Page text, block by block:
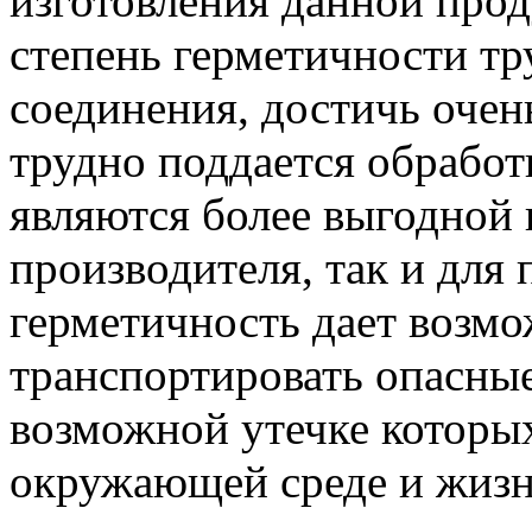
степень герметичности
соединения, достичь
трудно поддается
являются более
производителя, так и для
герметичность дает
транспортировать
возможной утечке
окружающей среде и